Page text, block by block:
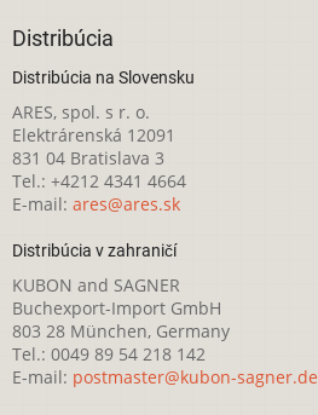
Distribúcia
Distribúcia na Slovensku
ARES, spol. s r. o.
Elektrárenská 12091
831 04 Bratislava 3
Tel.: +4212 4341 4664
E-mail: ares@ares.sk
Distribúcia v zahraničí
KUBON and SAGNER
Buchexport-Import GmbH
803 28 München, Germany
Tel.: 0049 89 54 218 142
E-mail: postmaster@kubon-sagner.de